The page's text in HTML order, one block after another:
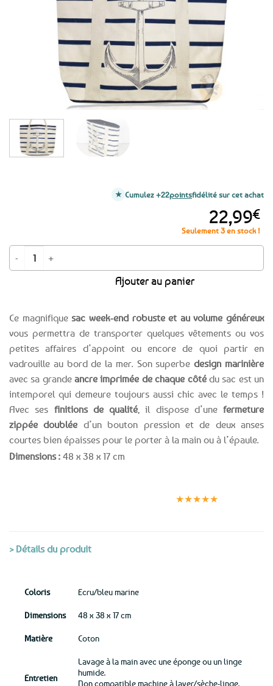
Ce magnifique sac week-end robuste et au volume généreux
vous permettra de transporter quelques vêtements ou vos
petites affaires d’appoint ou encore de quoi partir en
vadrouille au bord de la mer. Son superbedesign marinière
avec sa grandeancre imprimée de chaque côtédu sac est un
intemporel qui demeure toujours aussi chic avec le temps !
Avec ses finitions de qualité , il dispose d’une fermeture
zippée doublée d’un bouton pression et de deux anses
courtes bien épaisses pour le porter à la main ou à l’épaule.
Dimensions : 48 x 38 x 17 cm
22,99€
Seulement 3 en stock !
quantité de Grand sac week-end marinière
Ajouter au panier
Cumulez +22pointsfidélité sur cet achat
★★★★★
> Détails du produit
Coloris Ecru/bleu marine
Dimensions 48 x 38 x 17 cm
Matière Coton
Entretien
Lavage à la main avec une éponge ou un linge
humide.
Non compatible machine à laver/sèche-linge.